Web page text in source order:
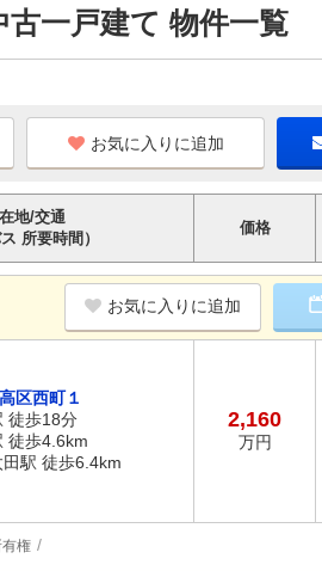
一戸建て 物件一覧
お気に入りに追加
地/交通
所要時間）
価格
お気に入りに追加
区西町１
徒歩18分
徒歩4.6km
田駅 徒歩6.4km
2,160
万円
有権